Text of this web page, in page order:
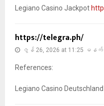
Legiano Casino Jackpot
https://telegra.ph/
ဇွန် 26, 2026 at 11:25 မနက်
References:
Legiano Casino Deutschland